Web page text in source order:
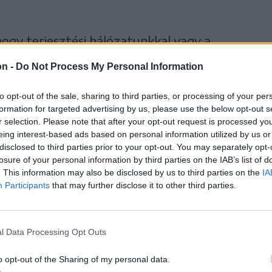
- Do Not Process My Personal Information
opt-out of the sale, sharing to third parties, or processing of your
for targeted advertising by us, please use the below opt-out
selection. Please note that after your opt-out request is processed
interest-based ads based on personal information utilized by us
to third parties prior to your opt-out. You may separately
of your personal information by third parties on the IAB’s list of
This information may also be disclosed by us to third parties on the
Participants that may further disclose it to other third parties.
Data Processing Opt Outs
opt-out of the Sharing of my personal data.
terjesztési hálózatunkkal vagy a
esetleg személyesen venné át
Személyes átvételkor
lehet fizetni. Otthonról a PayPal
lehet fizetni, esetleg a futárnál
illetve az Ön adatait a biztonság